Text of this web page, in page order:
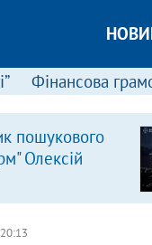
Фінансова
пошукового
Олексій